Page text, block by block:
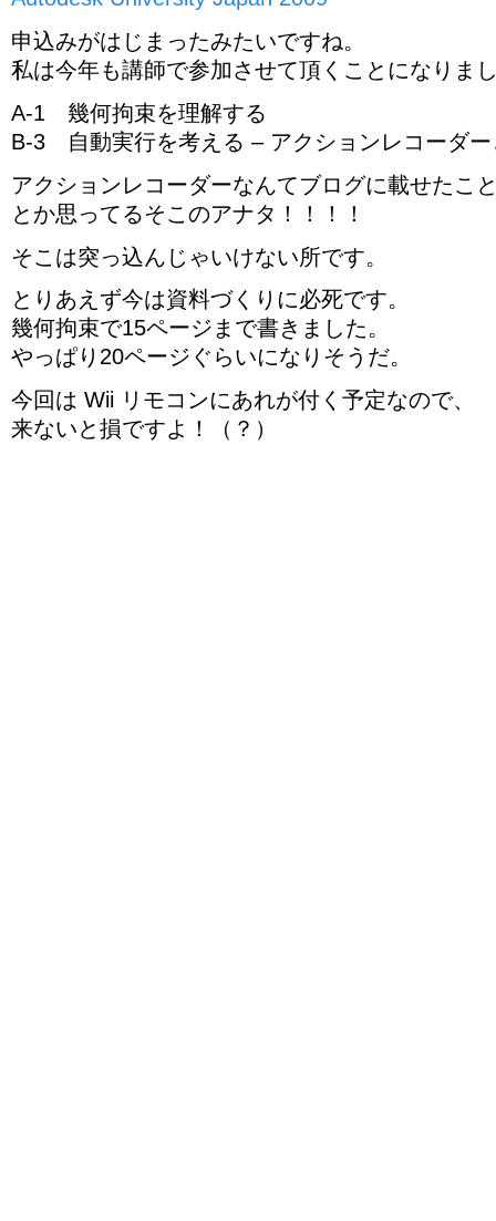
申込みがはじまったみたいですね。
私は今年も講師で参加させて頂くことになりま
A-1 幾何拘束を理解する
B-3 自動実行を考える – アクションレコーダー
アクションレコーダーなんてブログに載せたこ
とか思ってるそこのアナタ！！！！
そこは突っ込んじゃいけない所です。
とりあえず今は資料づくりに必死です。
幾何拘束で15ページまで書きました。
やっぱり20ページぐらいになりそうだ。
今回は Wii リモコンにあれが付く予定なので、
来ないと損ですよ！（？）